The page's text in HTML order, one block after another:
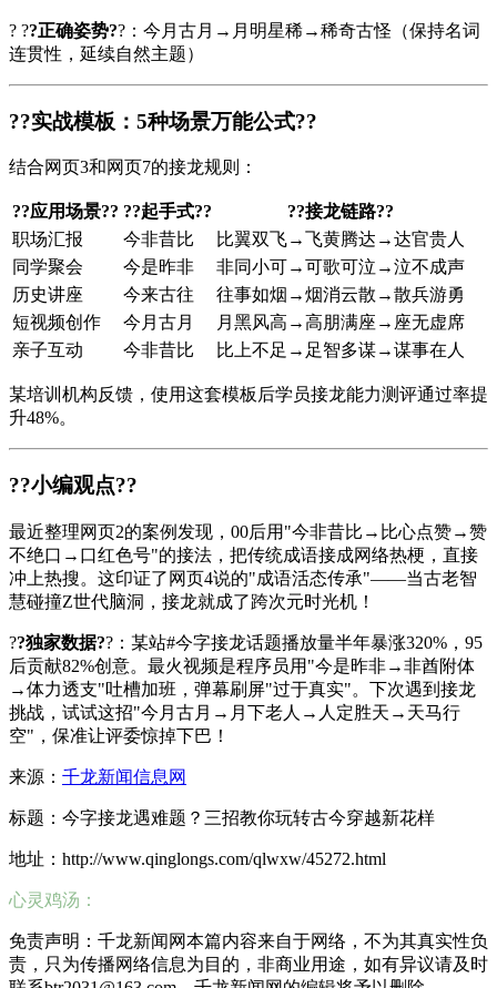
? ??正确姿势??：今月古月→月明星稀→稀奇古怪（保持名词
连贯性，延续自然主题）
??实战模板：5种场景万能公式??
结合网页3和网页7的接龙规则：
??应用场景?? ??起手式?? ??接龙链路??
职场汇报
今非昔比
比翼双飞→飞黄腾达→达官贵人
同学聚会
今是昨非
非同小可→可歌可泣→泣不成声
历史讲座
今来古往
往事如烟→烟消云散→散兵游勇
短视频创作
今月古月
月黑风高→高朋满座→座无虚席
亲子互动
今非昔比 比上不足→足智多谋→谋事在人
某培训机构反馈，使用这套模板后学员接龙能力测评通过率提
升48%。
??小编观点??
最近整理网页2的案例发现，00后用"今非昔比→比心点赞→赞
不绝口→口红色号"的接法，把传统成语接成网络热梗，直接
冲上热搜。这印证了网页4说的"成语活态传承"——当古老智
慧碰撞Z世代脑洞，接龙就成了跨次元时光机！
??独家数据??：某站#今字接龙话题播放量半年暴涨320%，95
后贡献82%创意。最火视频是程序员用"今是昨非→非酋附体
→体力透支"吐槽加班，弹幕刷屏"过于真实"。下次遇到接龙
挑战，试试这招"今月古月→月下老人→人定胜天→天马行
空"，保准让评委惊掉下巴！
来源： 千龙新闻信息网
标题：今字接龙遇难题？三招教你玩转古今穿越新花样
地址：http://www.qinglongs.com/qlwxw/45272.html
心灵鸡汤：
免责声明：千龙新闻网本篇内容来自于网络，不为其真实性负
责，只为传播网络信息为目的，非商业用途，如有异议请及时